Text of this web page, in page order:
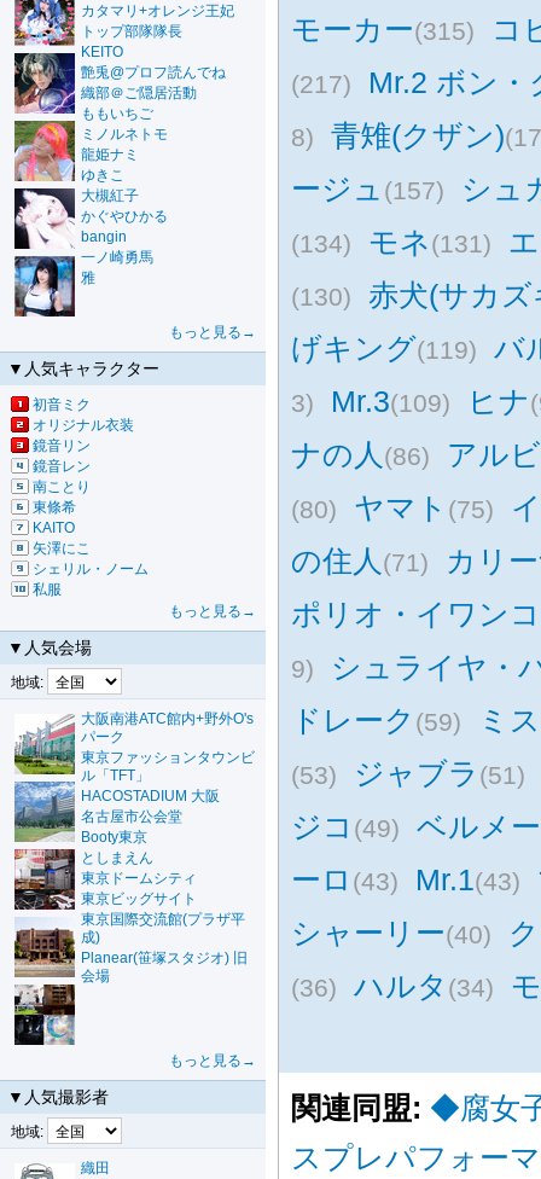
カタマリ+オレンジ王妃
トップ部隊隊長
KEITO
艶兎@プロフ読んでね
織部＠ご隠居活動
ももいちご
ミノルネトモ
龍姫ナミ
ゆきこ
大槻紅子
かぐやひかる
bangin
一ノ崎勇馬
雅
もっと見る→
▼人気キャラクター
初音ミク
オリジナル衣装
鏡音リン
鏡音レン
南ことり
東條希
KAITO
矢澤にこ
シェリル・ノーム
私服
もっと見る→
▼人気会場
地域:
大阪南港ATC館内+野外O's
パーク
東京ファッションタウンビ
ル「TFT」
HACOSTADIUM 大阪
名古屋市公会堂
Booty東京
としまえん
東京ドームシティ
東京ビッグサイト
東京国際交流館(プラザ平
成)
Planear(笹塚スタジオ) 旧
会場
もっと見る→
▼人気撮影者
地域:
織田
モーカー(315) コ
(217) Mr.2 ボン・
8) 青雉(クザン)
ージュ (157) シュ
(134) モネ(131)
(130)
赤犬(サカズ
げキング(119) バ
3) Mr.3(109) ヒナ
ナの人 (86) アル
(80) ヤマト (75)
の住人 (71)
カリ
ポリオ・イワン
9)
シュライヤ・
ドレーク (59) ミ
(53) ジャブラ (51)
ジコ (49)
ベルメ
ーロ (43) Mr.1(43)
シャーリー(40)
(36) ハルタ (34)
関連同盟: ◆腐女
スプレパフォー